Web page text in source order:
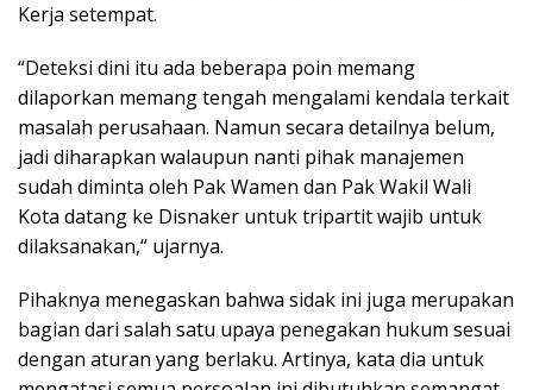
Kerja setempat.
“Deteksi dini itu ada beberapa poin memang
dilaporkan memang tengah mengalami kendala terkait
masalah perusahaan. Namun secara detailnya belum,
jadi diharapkan walaupun nanti pihak manajemen
sudah diminta oleh Pak Wamen dan Pak Wakil Wali
Kota datang ke Disnaker untuk tripartit wajib untuk
dilaksanakan,“ ujarnya.
Pihaknya menegaskan bahwa sidak ini juga merupakan
bagian dari salah satu upaya penegakan hukum sesuai
dengan aturan yang berlaku. Artinya, kata dia untuk